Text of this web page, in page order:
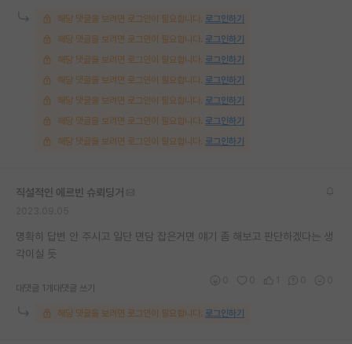
해당 댓글을 보려면 로그인이 필요합니다. 로그인하기
해당 댓글을 보려면 로그인이 필요합니다. 로그인하기
해당 댓글을 보려면 로그인이 필요합니다. 로그인하기
해당 댓글을 보려면 로그인이 필요합니다. 로그인하기
해당 댓글을 보려면 로그인이 필요합니다. 로그인하기
해당 댓글을 보려면 로그인이 필요합니다. 로그인하기
해당 댓글을 보려면 로그인이 필요합니다. 로그인하기
직설적인 에르빈 슈뢰딩거
명확히 답변 안 주시고 일단 면담 잡은거면 얘기 좀 해보고 판단하겠다는 생
각이실 듯
대댓글 1개 대댓글 쓰기
해당 댓글을 보려면 로그인이 필요합니다. 로그인하기